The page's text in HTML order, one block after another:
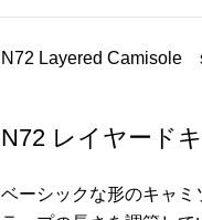
N72 Layered Camisole
N72 レイヤード
ベーシックな形のキャミ